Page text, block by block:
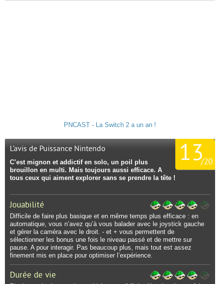
PNCAST - La Switch 2 a un an !
13
/20
L'avis de Puissance Nintendo
C’est mignon et addictif en solo, un poil plus
brouillon en multi. Mais toujours aussi efficace. A
tous ceux qui aiment explorer sans se prendre la tête !
Jouabilité
Difficile de faire plus basique et en même temps plus efficace : en
automatique, vous n’avez qu’à vous balader avec le joystick gauche
et gérer la caméra avec le droit. - et + vous permettent de
sélectionner les bonus une fois le niveau passé et de mettre sur
pause. A pour interagir. Pas beaucoup plus, mais tout est assez
finement mis en place pour optimiser l’expérience.
Durée de vie